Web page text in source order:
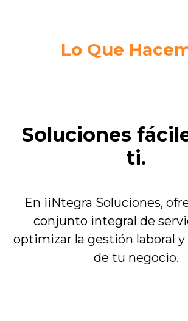
Lo Que
Soluciones
ti.
En iiNtegra Soluciones,
conjunto integral de
optimizar la gestión laboral
de tu negocio.